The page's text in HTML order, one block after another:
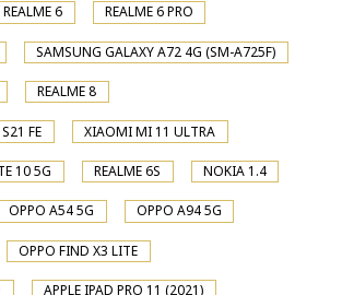
REALME 6 REALME 6 PRO
SAMSUNG GALAXY A72 4G (SM-A725F)
REALME 8
FE XIAOMI MI 11 ULTRA
10 5G REALME 6S NOKIA 1.4
OPPO A54 5G OPPO A94 5G
OPPO FIND X3 LITE
APPLE IPAD PRO 11 (2021)